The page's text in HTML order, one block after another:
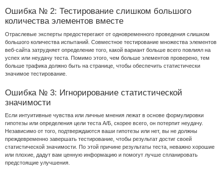
Ошибка № 2: Тестирование слишком большого
количества элементов вместе
Отраслевые эксперты предостерегают от одновременного проведения слишком
большого количества испытаний. Совместное тестирование множества элементов
веб-сайта затрудняет определение того, какой вариант больше всего повлиял на
успех или неудачу теста. Помимо этого, чем больше элементов проверено, тем
больше трафика должно быть на странице, чтобы обеспечить статистически
значимое тестирование.
Ошибка № 3: Игнорирование статистической
значимости
Если интуитивные чувства или личные мнения лежат в основе формулировки
гипотезы или определения цели теста А/Б, скорее всего, он потерпит неудачу.
Независимо от того, подтверждаются ваши гипотезы или нет, вы не должны
преждевременно завершать тестирование, чтобы результат достиг своей
статистической значимости. По этой причине результаты теста, неважно хорошие
или плохие, дадут вам ценную информацию и помогут лучше спланировать
предстоящие улучшения.